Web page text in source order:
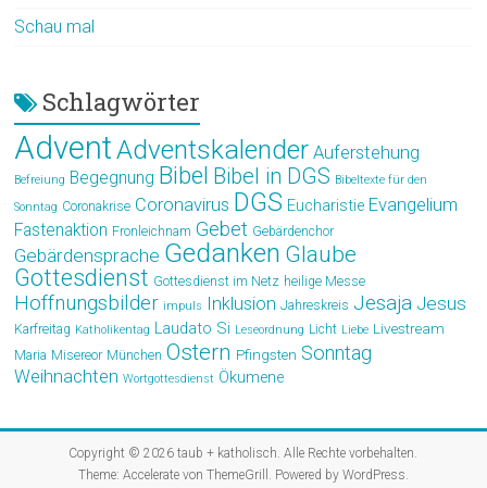
Schau mal
Schlagwörter
AdventAdventskalender Auferstehung
Befreiung Begegnung Bibel Bibel in DGS Bibeltexte für den
Sonntag Coronakrise Coronavirus DGS Eucharistie Evangelium
Fastenaktion Fronleichnam Gebet Gebärdenchor
Gebärdensprache Gedanken Glaube
Gottesdienst Gottesdienst im Netz heilige Messe
Hoffnungsbilder impuls Inklusion Jahreskreis Jesaja Jesus
Karfreitag Katholikentag Laudato Si Leseordnung Licht Liebe Livestream
Maria Misereor München Ostern Pfingsten Sonntag
Weihnachten Wortgottesdienst Ökumene
Copyright © 2026taub + katholisch . Alle Rechte vorbehalten.
Theme: Acceleratevon ThemeGrill. Powered by WordPress